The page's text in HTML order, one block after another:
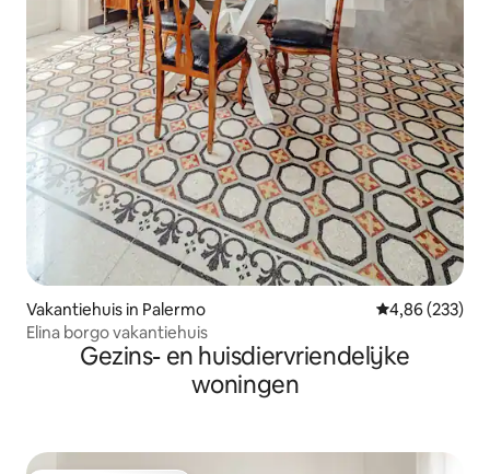
Vakantiehuis in Palermo Gemiddelde
4,86 (233)
Elina borgo vakantiehuis
Gezins- en huisdiervriendelijke
woningen